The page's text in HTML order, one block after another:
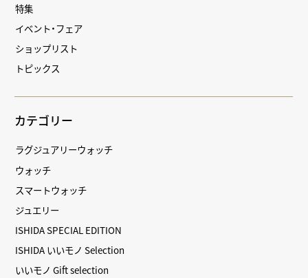
特集
イベント・フェア
ショップリスト
トピックス
カテゴリー
ラグジュアリーウォッチ
ウォッチ
スマートウォッチ
ジュエリー
ISHIDA SPECIAL EDITION
ISHIDA いいモノ Selection
いいモノ Gift selection